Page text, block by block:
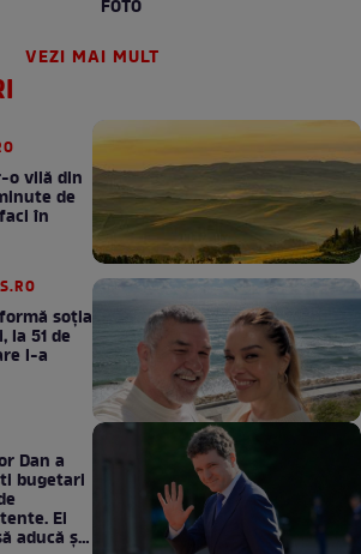
FOTO
VEZI MAI MULT
o vilă din
de
în
soţia
la 51 de
l-a
Dan a
bugetari
Ei
aducă și